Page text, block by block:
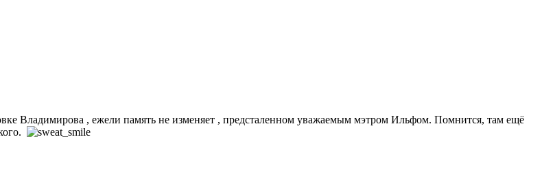
Владимирова , ежели память не изменяет , предсталенном уважаемым мэтром Ильфом. Помнится, там ещё